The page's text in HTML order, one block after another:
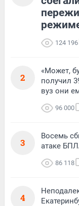
124 196
2
«Может,
получил
вуз они
96 000
3
Восемь
атаке
86 118
4